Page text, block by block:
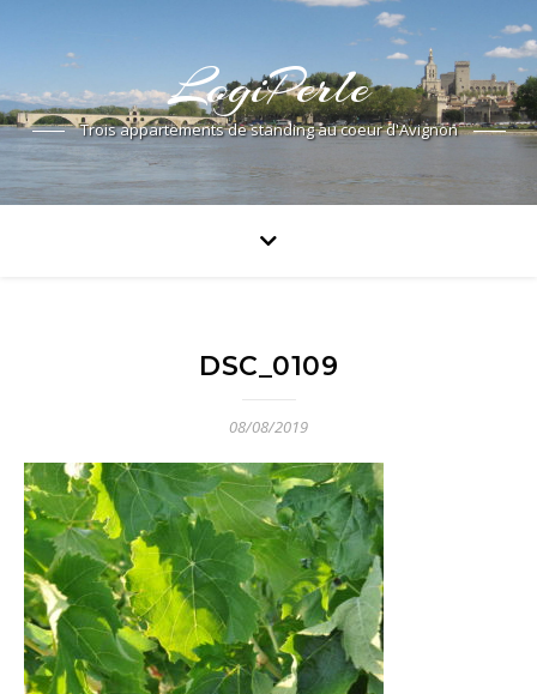
LogiPerle
Trois appartements de standing au coeur d'Avignon
DSC_0109
08/08/2019